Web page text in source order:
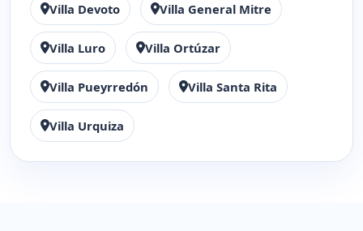
Villa Devoto Villa General Mitre
Villa Luro Villa Ortúzar
Villa Pueyrredón Villa Santa Rita
Villa Urquiza